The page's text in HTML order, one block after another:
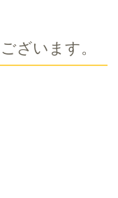
ざいます。